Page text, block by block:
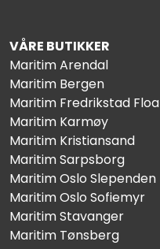
VÅRE BUTIKKER
Maritim Arendal
Maritim Bergen
Maritim Fredrikstad Floa
Maritim Karmøy
Maritim Kristiansand
Maritim Sarpsborg
Maritim Oslo Slependen
Maritim Oslo Sofiemyr
Maritim Stavanger
Maritim Tønsberg